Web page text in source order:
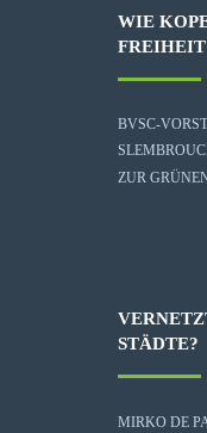
WIE
BVSC-
ZUR
STÄDTE?
MIRKO DE